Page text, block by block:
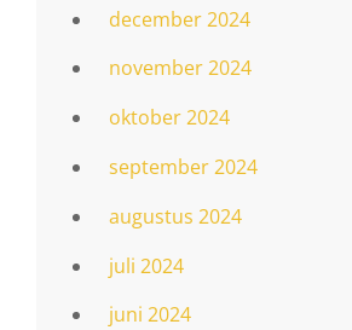
december 2024
november 2024
oktober 2024
september 2024
augustus 2024
juli 2024
juni 2024